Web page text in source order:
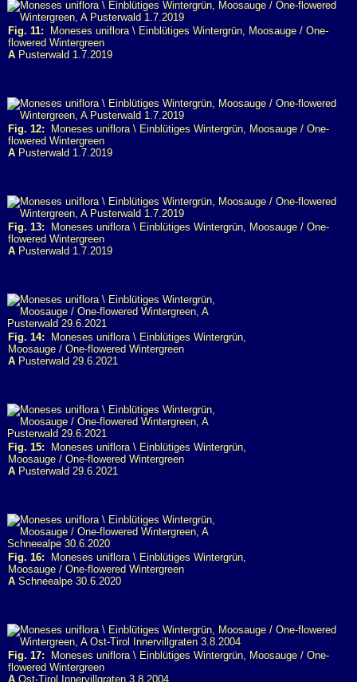
Fig. 11: Moneses uniflora \ Einblütiges Wintergrün, Moosauge / One-
flowered Wintergreen
A Pusterwald 1.7.2019
Fig. 12: Moneses uniflora \ Einblütiges Wintergrün, Moosauge / One-
flowered Wintergreen
A Pusterwald 1.7.2019
Fig. 13: Moneses uniflora \ Einblütiges Wintergrün, Moosauge / One-
flowered Wintergreen
A Pusterwald 1.7.2019
Fig. 14: Moneses uniflora \ Einblütiges Wintergrün,
Moosauge / One-flowered Wintergreen
A Pusterwald 29.6.2021
Fig. 15: Moneses uniflora \ Einblütiges Wintergrün,
Moosauge / One-flowered Wintergreen
A Pusterwald 29.6.2021
Fig. 16: Moneses uniflora \ Einblütiges Wintergrün,
Moosauge / One-flowered Wintergreen
A Schneealpe 30.6.2020
Fig. 17: Moneses uniflora \ Einblütiges Wintergrün, Moosauge / One-
flowered Wintergreen
A Ost-Tirol Innervillgraten 3.8.2004